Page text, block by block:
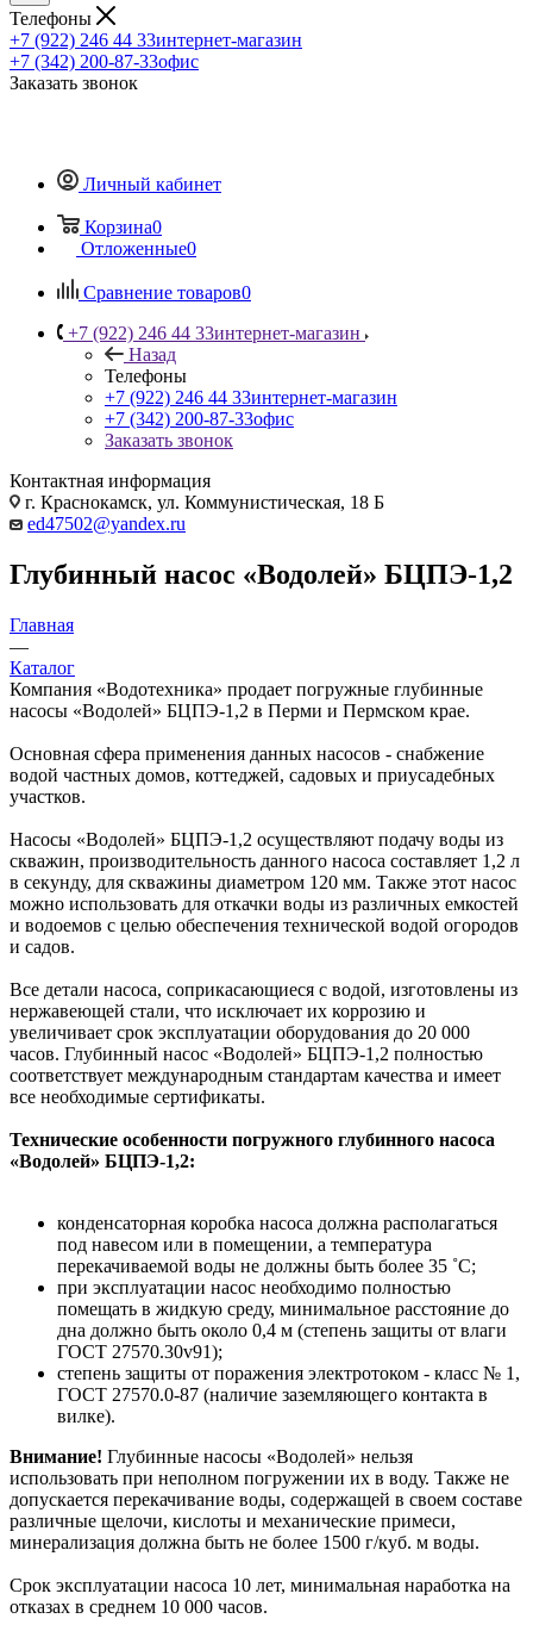
Телефоны
+7 (922) 246 44 33интернет-магазин
+7 (342) 200-87-33офис
Заказать звонок
Личный кабинет
Корзина0
Отложенные0
Сравнение товаров0
+7 (922) 246 44 33интернет-магазин
Назад
Телефоны
+7 (922) 246 44 33интернет-магазин
+7 (342) 200-87-33офис
Заказать звонок
Контактная информация
г. Краснокамск, ул. Коммунистическая, 18 Б
ed47502@yandex.ru
Глубинный насос «Водолей» БЦПЭ-1,2
Главная
—
Каталог
Компания «Водотехника» продает погружные глубинные
насосы «Водолей» БЦПЭ-1,2 в Перми и Пермском крае.
Основная сфера применения данных насосов - снабжение
водой частных домов, коттеджей, садовых и приусадебных
участков.
Насосы «Водолей» БЦПЭ-1,2 осуществляют подачу воды из
скважин, производительность данного насоса составляет 1,2 л
в секунду, для скважины диаметром 120 мм. Также этот насос
можно использовать для откачки воды из различных емкостей
и водоемов с целью обеспечения технической водой огородов
и садов.
Все детали насоса, соприкасающиеся с водой, изготовлены из
нержавеющей стали, что исключает их коррозию и
увеличивает срок эксплуатации оборудования до 20 000
часов. Глубинный насос «Водолей» БЦПЭ-1,2 полностью
соответствует международным стандартам качества и имеет
все необходимые сертификаты.
Технические особенности погружного глубинного насоса
«Водолей» БЦПЭ-1,2:
конденсаторная коробка насоса должна располагаться
под навесом или в помещении, а температура
перекачиваемой воды не должны быть более 35 ˚С;
при эксплуатации насос необходимо полностью
помещать в жидкую среду, минимальное расстояние до
дна должно быть около 0,4 м (степень защиты от влаги
ГОСТ 27570.30v91);
степень защиты от поражения электротоком - класс № 1,
ГОСТ 27570.0-87 (наличие заземляющего контакта в
вилке).
Внимание! Глубинные насосы «Водолей» нельзя
использовать при неполном погружении их в воду. Также не
допускается перекачивание воды, содержащей в своем составе
различные щелочи, кислоты и механические примеси,
минерализация должна быть не более 1500 г/куб. м воды.
Срок эксплуатации насоса 10 лет, минимальная наработка на
отказах в среднем 10 000 часов.